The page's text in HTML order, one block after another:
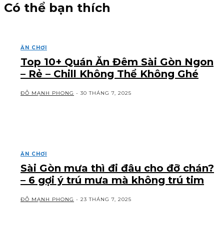
Có thể bạn thích
ĂN CHƠI
Top 10+ Quán Ăn Đêm Sài Gòn Ngon
– Rẻ – Chill Không Thể Không Ghé
ĐỖ MẠNH PHONG - 30 THÁNG 7, 2025
ĂN CHƠI
Sài Gòn mưa thì đi đâu cho đỡ chán?
– 6 gợi ý trú mưa mà không trú tim
ĐỖ MẠNH PHONG - 23 THÁNG 7, 2025